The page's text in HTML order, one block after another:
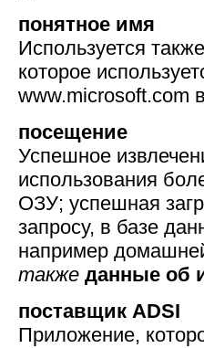
понятное имя
Используется
которое
www.microsoft.com
посещение
Успешное
использования
ОЗУ; успешная
запросу, в базе
например
также данные об
поставщик ADSI
Приложение,